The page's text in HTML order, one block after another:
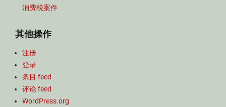
消费税案件
其他操作
注册
登录
条目 feed
评论 feed
WordPress.org